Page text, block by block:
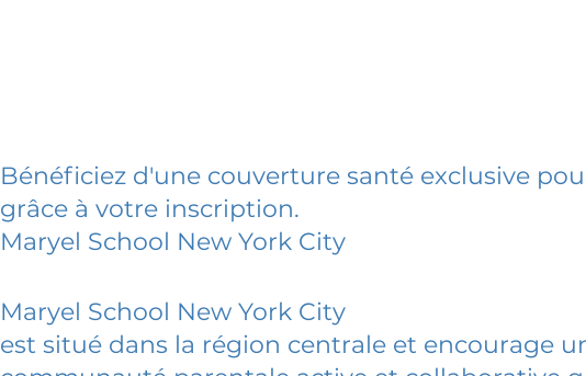
Bénéficiez d'une couverture santé exclusive
grâce à votre inscription.
Maryel School New York City
Maryel School New York City
est situé dans la région centrale et encourage